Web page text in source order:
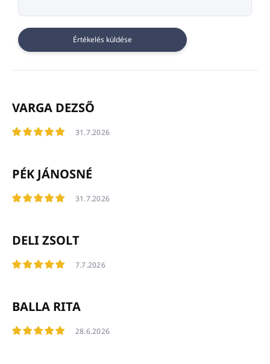
Értékelés küldése
é
e
n
e
i
t
a
VARGA DEZSŐ
31.7.2026
PÉK JÁNOSNÉ
31.7.2026
DELI ZSOLT
7.7.2026
BALLA RITA
28.6.2026